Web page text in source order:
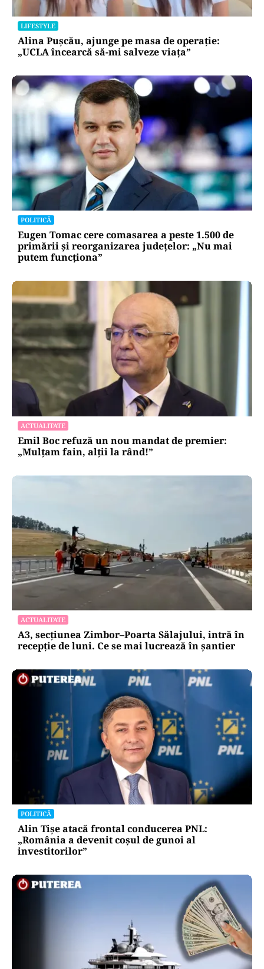
LIFESTYLE
Alina Pușcău, ajunge pe masa de operație:
„UCLA încearcă să-mi salveze viața”
POLITICĂ
Eugen Tomac cere comasarea a peste 1.500 de
primării și reorganizarea județelor: „Nu mai
putem funcționa”
ACTUALITATE
Emil Boc refuză un nou mandat de premier:
„Mulțam fain, alții la rând!”
ACTUALITATE
A3, secțiunea Zimbor–Poarta Sălajului, intră în
recepție de luni. Ce se mai lucrează în șantier
POLITICĂ
Alin Tișe atacă frontal conducerea PNL:
„România a devenit coșul de gunoi al
investitorilor”